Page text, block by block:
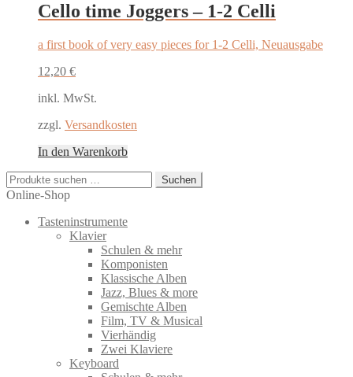
Cello time Joggers – 1-2 Celli
a first book of very easy pieces for 1-2 Celli, Neuausgabe
12,20 €
inkl. MwSt.
zzgl. Versandkosten
In den Warenkorb
Suchen
nach:
Suchen
Online-Shop
Tasteninstrumente
Klavier
Schulen & mehr
Komponisten
Klassische Alben
Jazz, Blues & more
Gemischte Alben
Film, TV & Musical
Vierhändig
Zwei Klaviere
Keyboard